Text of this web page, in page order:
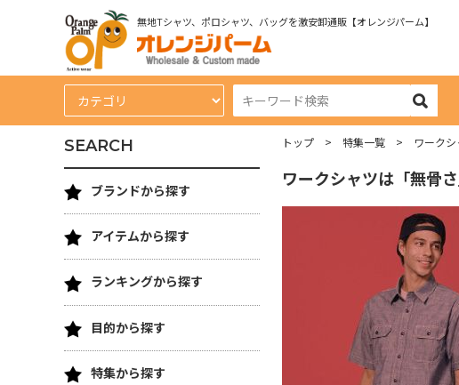
無地Tシャツ、ポロシャツ、バッグを激安卸通販【オレンジパーム】
トップ 特集一覧 ワーク
ワークシャツは「無骨
SEARCH
ブランドから探す
アイテムから探す
ランキングから探す
目的から探す
特集から探す